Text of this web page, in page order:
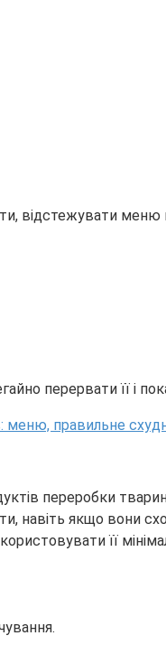
відстежувати
перервати її і
переробки
навіть якщо вони
її